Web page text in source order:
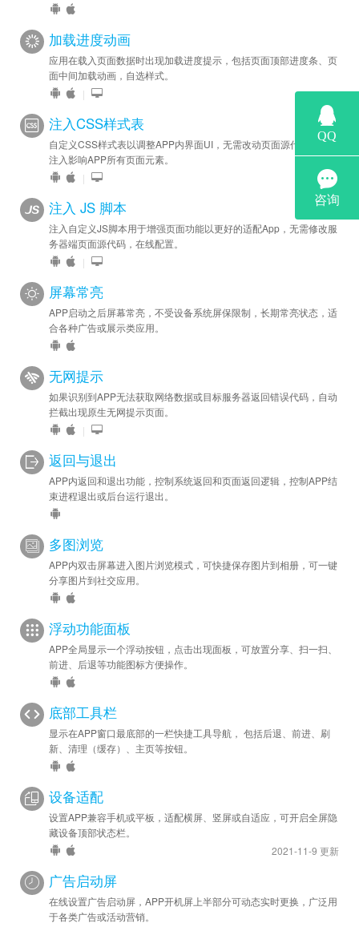
加载进度动画
应用在载入页面数据时出现加载进度提示，包括页面顶部进度条、页
面中间加载动画，自选样式。
|
注入CSS样式表
自定义CSS样式表以调整APP内界面UI，无需改动页面源代码，一键
注入影响APP所有页面元素。
|
注入 JS 脚本
注入自定义JS脚本用于增强页面功能以更好的适配App，无需修改服
务器端页面源代码，在线配置。
|
屏幕常亮
APP启动之后屏幕常亮，不受设备系统屏保限制，长期常亮状态，适
合各种广告或展示类应用。
无网提示
如果识别到APP无法获取网络数据或目标服务器返回错误代码，自动
拦截出现原生无网提示页面。
|
返回与退出
APP内返回和退出功能，控制系统返回和页面返回逻辑，控制APP结
束进程退出或后台运行退出。
多图浏览
APP内双击屏幕进入图片浏览模式，可快捷保存图片到相册，可一键
分享图片到社交应用。
浮动功能面板
APP全局显示一个浮动按钮，点击出现面板，可放置分享、扫一扫、
前进、后退等功能图标方便操作。
底部工具栏
显示在APP窗口最底部的一栏快捷工具导航， 包括后退、前进、刷
新、清理（缓存）、主页等按钮。
设备适配
设置APP兼容手机或平板，适配横屏、竖屏或自适应，可开启全屏隐
藏设备顶部状态栏。
2021-11-9 更新
广告启动屏
在线设置广告启动屏，APP开机屏上半部分可动态实时更换，广泛用
于各类广告或活动营销。